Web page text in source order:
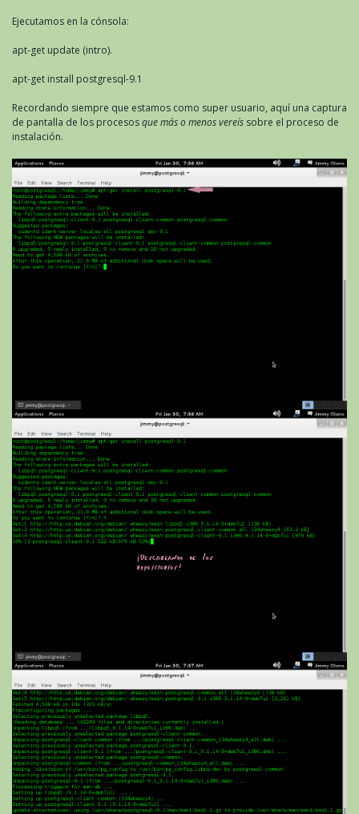
Ejecutamos en la cónsola:
apt-get update (intro).
apt-get install postgresql-9.1
Recordando siempre que estamos como super usuario, aquí una captura
de pantalla de los procesosque más o menos vereís sobre el proceso de
instalación.